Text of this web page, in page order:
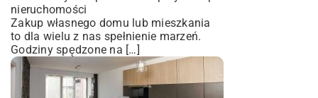
nieruchomości
Zakup własnego domu lub mieszkania
to dla wielu z nas spełnienie marzeń.
Godziny spędzone na […]